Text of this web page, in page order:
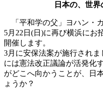
日本の、世界
「平和学の父」ヨハン・
5月22日(日)に再び横浜にお
開催します。
3月に安保法案が施行され
には憲法改正議論が活発化
がどこへ向かうことが、日
ょうか？